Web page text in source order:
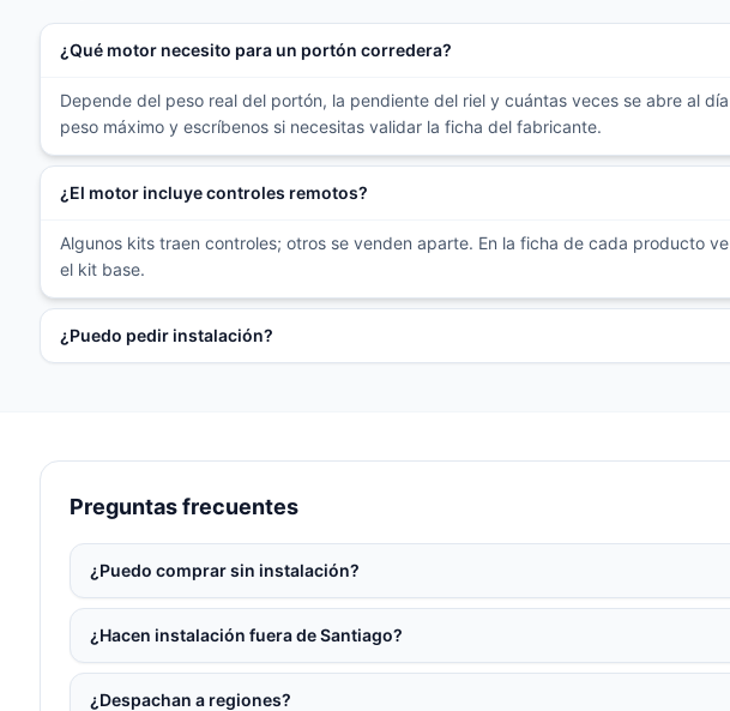
¿Qué motor necesito para un portón corredera?
Depende del peso real del portón, la pendiente del riel y cuántas veces se abre al
peso máximo y escríbenos si necesitas validar la ficha del fabricante.
¿El motor incluye controles remotos?
Algunos kits traen controles; otros se venden aparte. En la ficha de cada producto
el kit base.
¿Puedo pedir instalación?
Preguntas frecuentes
¿Puedo comprar sin instalación?
¿Hacen instalación fuera de Santiago?
¿Despachan a regiones?